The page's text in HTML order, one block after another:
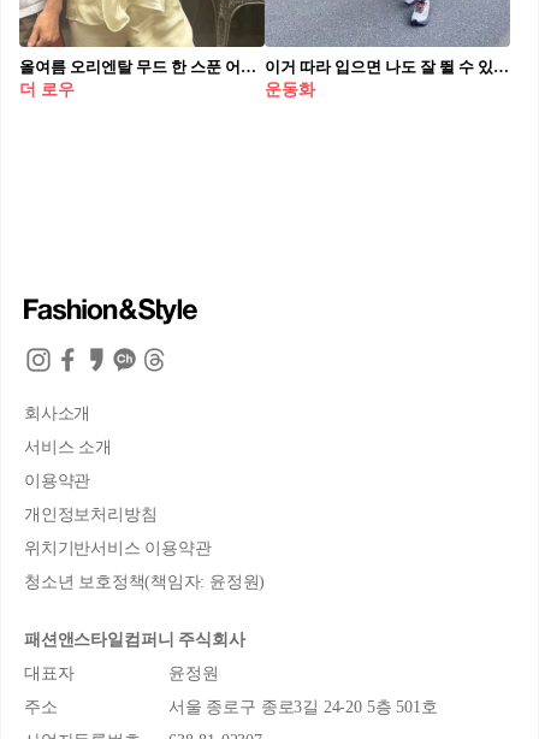
올여름 오리엔탈 무드 한 스푼 어때요?
더 로우
이거 따라 입으면 나도 잘 뛸 수 있나~?👀
운동화
회사소개
서비스 소개
이용약관
개인정보처리방침
위치기반서비스 이용약관
청소년 보호정책(책임자: 윤정원)
패션앤스타일컴퍼니 주식회사
대표자
윤정원
주소
서울 종로구 종로3길 24-20 5층 501호